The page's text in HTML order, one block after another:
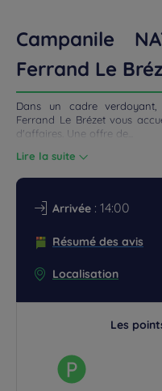
LOCALISATION
Campanile
Ferrand Le
Dans un cadre verdoyant,
Ferrand Le Brézet vous
d'affaires. Une offre de...
Lire la suite
Arrivée : 14:00
Résumé des avis
Localisation
Les